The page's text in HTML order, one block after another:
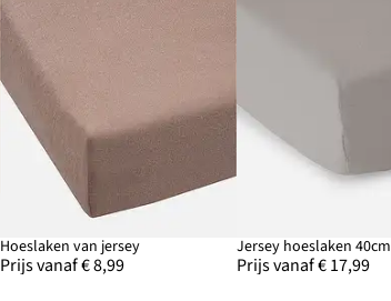
Hoeslaken van jersey
Prijs vanaf € 8,99
Jersey hoeslaken 40cm
Prijs vanaf € 17,99